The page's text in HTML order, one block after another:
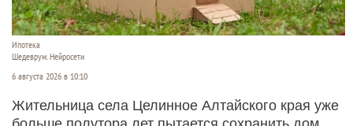
Ипотека
Шедеврум. Нейросети
6 августа 2026 в 10:10
Жительница села Целинное Алтайского края уже